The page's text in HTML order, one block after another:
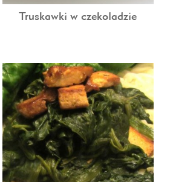
Truskawki w czekoladzie